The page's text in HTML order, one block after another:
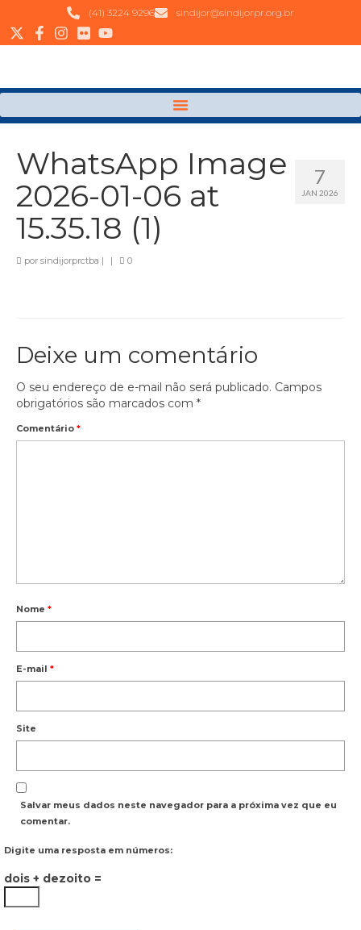
(41) 3224 9296 sindijor@sindijorpr.org.br
7
JAN 2026
WhatsApp Image
2026-01-06 at
15.35.18 (1)
por sindijorprctba | | 0
Deixe um comentário
O seu endereço de e-mail não será publicado. Campos
obrigatórios são marcados com *
Comentário *
Nome *
E-mail *
Site
Salvar meus dados neste navegador para a próxima vez que eu
comentar.
Digite uma resposta em números:
dois + dezoito =